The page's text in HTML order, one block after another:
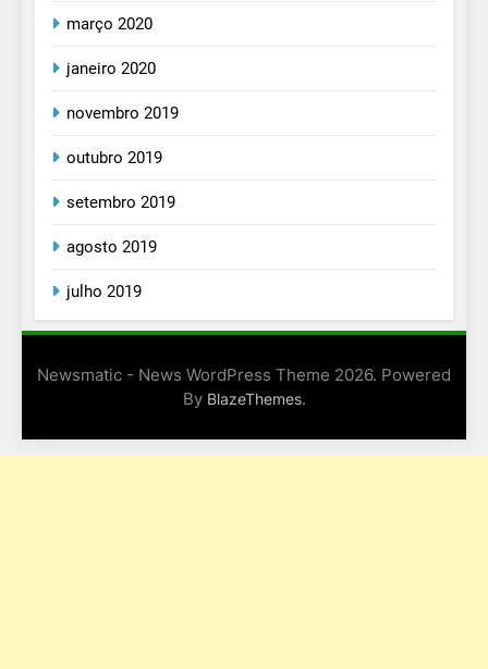
março 2020
janeiro 2020
novembro 2019
outubro 2019
setembro 2019
agosto 2019
julho 2019
Newsmatic - News WordPress Theme 2026. Powered
By BlazeThemes.